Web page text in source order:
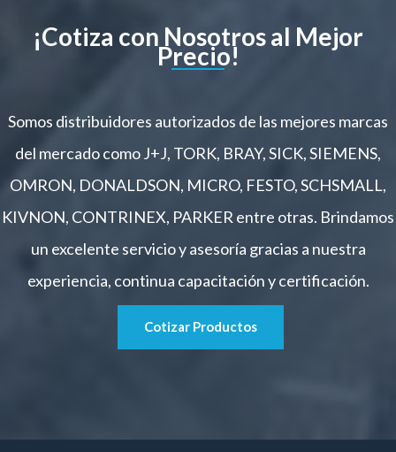
¡Cotiza con Nosotros al Mejor
Precio!
Somos distribuidores autorizados de las mejores marcas
del mercado como J+J, TORK, BRAY, SICK, SIEMENS,
OMRON, DONALDSON, MICRO, FESTO, SCHSMALL,
KIVNON, CONTRINEX, PARKER entre otras. Brindamos
un excelente servicio y asesoría gracias a nuestra
experiencia, continua capacitación y certificación.
Cotizar Productos